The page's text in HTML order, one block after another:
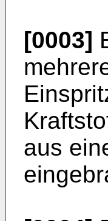
[0003]
aus